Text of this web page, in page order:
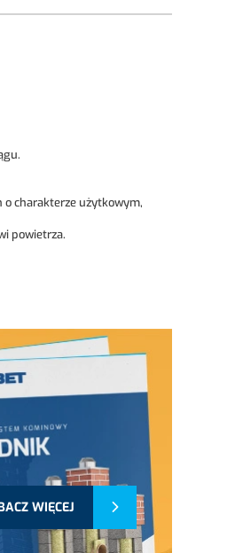
o charakterze użytkowym,
powietrza.
WIĘCEJ